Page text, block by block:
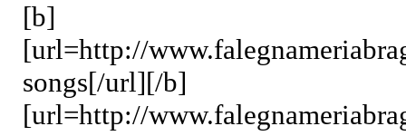
[b]
[url=http://
songs[/
[url=http://